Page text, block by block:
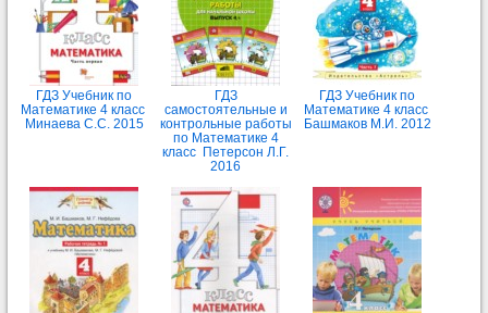
ГДЗ Учебник по
Математике 4 класс
Минаева С.С. 2015
ГДЗ
самостоятельные и
контрольные работы
по Математике 4
класс Петерсон Л.Г.
2016
ГДЗ Учебник по
Математике 4 класс
Башмаков М.И. 2012